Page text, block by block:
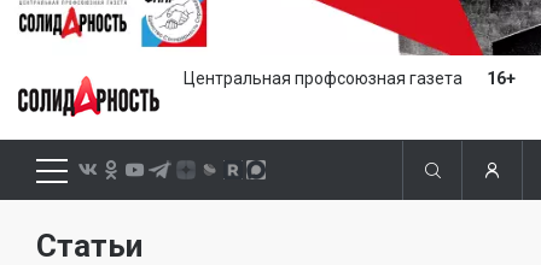
Центральная профсоюзная газета 16+
Статьи